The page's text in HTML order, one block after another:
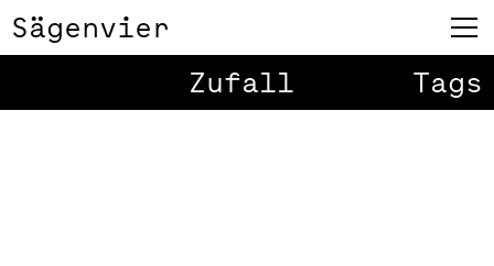
Sägenvier
Zufall
Tags